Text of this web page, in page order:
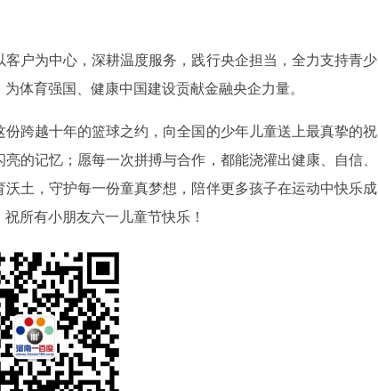
户为中心，深耕温度服务，践行央企担当，全力支持青少
体育强国、健康中国建设贡献金融央企力量。
跨越十年的篮球之约，向全国的少年儿童送上最真挚的祝
的记忆；愿每一次拼搏与合作，都能浇灌出健康、自信、
土，守护每一份童真梦想，陪伴更多孩子在运动中快乐成
所有小朋友六一儿童节快乐！